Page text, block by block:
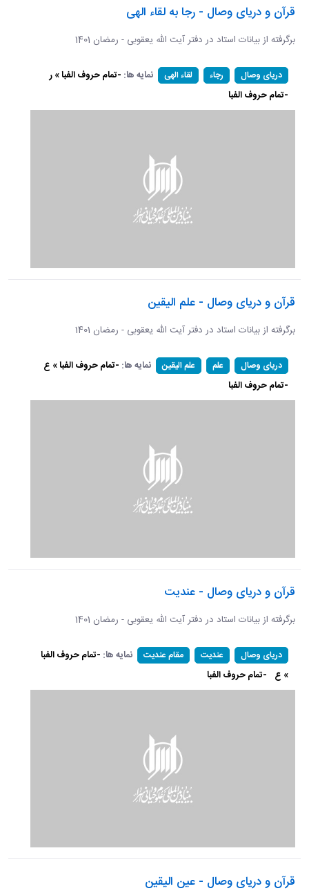
قرآن و دریای وصال - رجا به لقاء الهی
برگرفته از بیانات استاد در دفتر آیت الله یعقوبی - رمضان 1401
دریای وصال رجاء لقاء الهی نمایه ها: -تمام حروف الفبا » ر
-تمام حروف الفبا
قرآن و دریای وصال - علم الیقین
برگرفته از بیانات استاد در دفتر آیت الله یعقوبی - رمضان 1401
دریای وصال علم علم الیقین نمایه ها: -تمام حروف الفبا » ع
-تمام حروف الفبا
قرآن و دریای وصال - عندیت
برگرفته از بیانات استاد در دفتر آیت الله یعقوبی - رمضان 1401
دریای وصال عندیت مقام عندیت نمایه ها: -تمام حروف الفبا
» ع -تمام حروف الفبا
قرآن و دریای وصال - عین الیقین